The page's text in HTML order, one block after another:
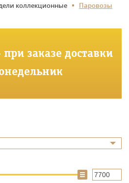
коллекционные Паровозы
при заказе доставки